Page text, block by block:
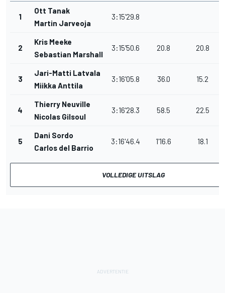
1
Ott Tanak
Martin Jarveoja
3:15'29.8
2
Kris Meeke
Sebastian Marshall
3:15'50.6 20.8 20.8
3
Jari-Matti Latvala
Miikka Anttila
3:16'05.8 36.0 15.2
4
Thierry Neuville
Nicolas Gilsoul
3:16'28.3 58.5 22.5
5
Dani Sordo
Carlos del Barrio
3:16'46.4 1'16.6 18.1
VOLLEDIGE UITSLAG